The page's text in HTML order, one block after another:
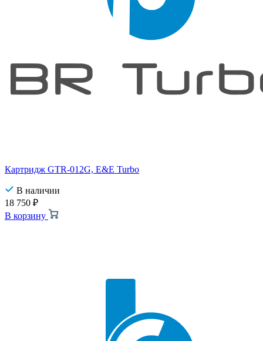
Картридж GTR-012G, E&E Turbo
В наличии
18 750 ₽
В корзину